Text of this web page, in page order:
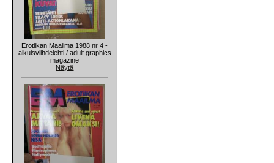
Erotiikan Maailma 1988 nr 4 -
aikuisviihdelehti / adult graphics
magazine
Näytä